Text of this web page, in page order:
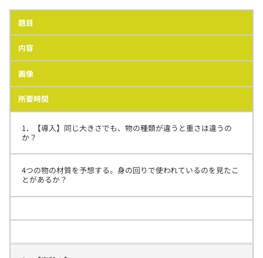
題目
内容
画像
所要時間
1．【導入】同じ大きさでも、物の種類が違うと重さは違うの
か？
4つの物の材質を予想する。身の回りで使われているのを見たこ
とがあるか？